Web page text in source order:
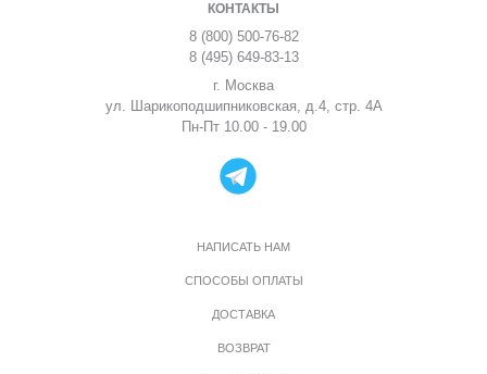
КОНТАКТЫ
8 (800) 500-76-82
8 (495) 649-83-13
г. Москва
ул. Шарикоподшипниковская, д.4, стр. 4А
Пн-Пт 10.00 - 19.00
НАПИСАТЬ НАМ
СПОСОБЫ ОПЛАТЫ
ДОСТАВКА
ВОЗВРАТ